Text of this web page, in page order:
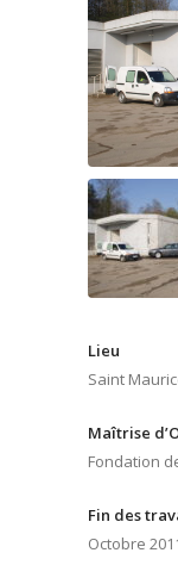
Lieu
Saint
Maîtrise
Fondation
Fin des
Octobre